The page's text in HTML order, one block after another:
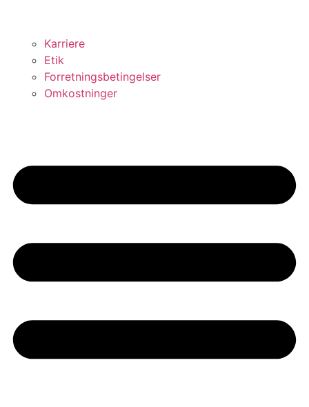
Karriere
Etik
Forretningsbetingelser
Omkostninger